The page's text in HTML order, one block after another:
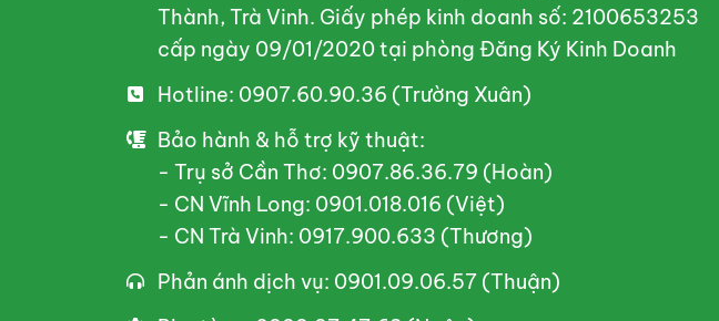
Thành, Trà Vinh. Giấy phép kinh doanh số: 2100653253
cấp ngày 09/01/2020 tại phòng Đăng Ký Kinh Doanh
Hotline: 0907.60.90.36 (Trường Xuân)
Bảo hành & hỗ trợ kỹ thuật:
- Trụ sở Cần Thơ: 0907.86.36.79 (Hoàn)
- CN Vĩnh Long: 0901.018.016 (Việt)
- CN Trà Vinh: 0917.900.633 (Thương)
Phản ánh dịch vụ: 0901.09.06.57 (Thuận)